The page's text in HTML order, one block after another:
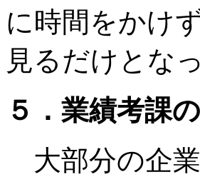
に時間をかけ
見るだけとな
５．業績考課
大部分の企